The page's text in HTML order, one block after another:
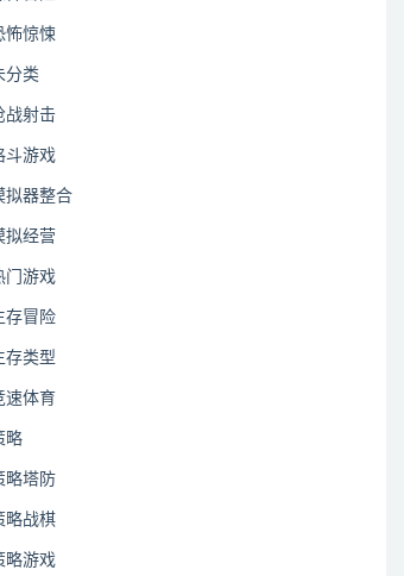
怖惊悚
分类
战射击
斗游戏
拟器整合
拟经营
门游戏
存冒险
存类型
速体育
略
略塔防
略战棋
略游戏